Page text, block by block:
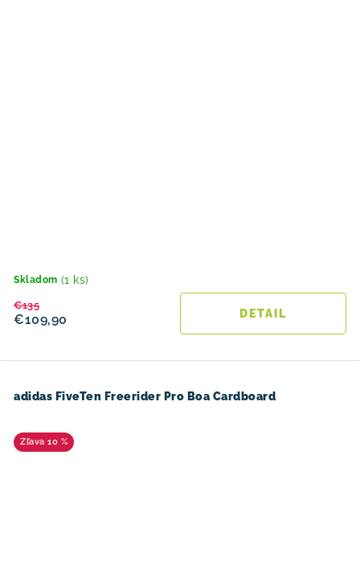
Skladom (1 ks)
€109,90
€135
DETAIL
adidas FiveTen Freerider Pro Boa Cardboard
10 %